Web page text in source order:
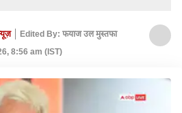
Edited By: फयाज उल मुस्तफा
8:56 am (IST)